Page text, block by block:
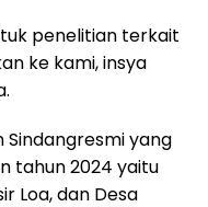
penelitian terkait
ke kami, insya
yang
tahun 2024 yaitu
Loa, dan Desa